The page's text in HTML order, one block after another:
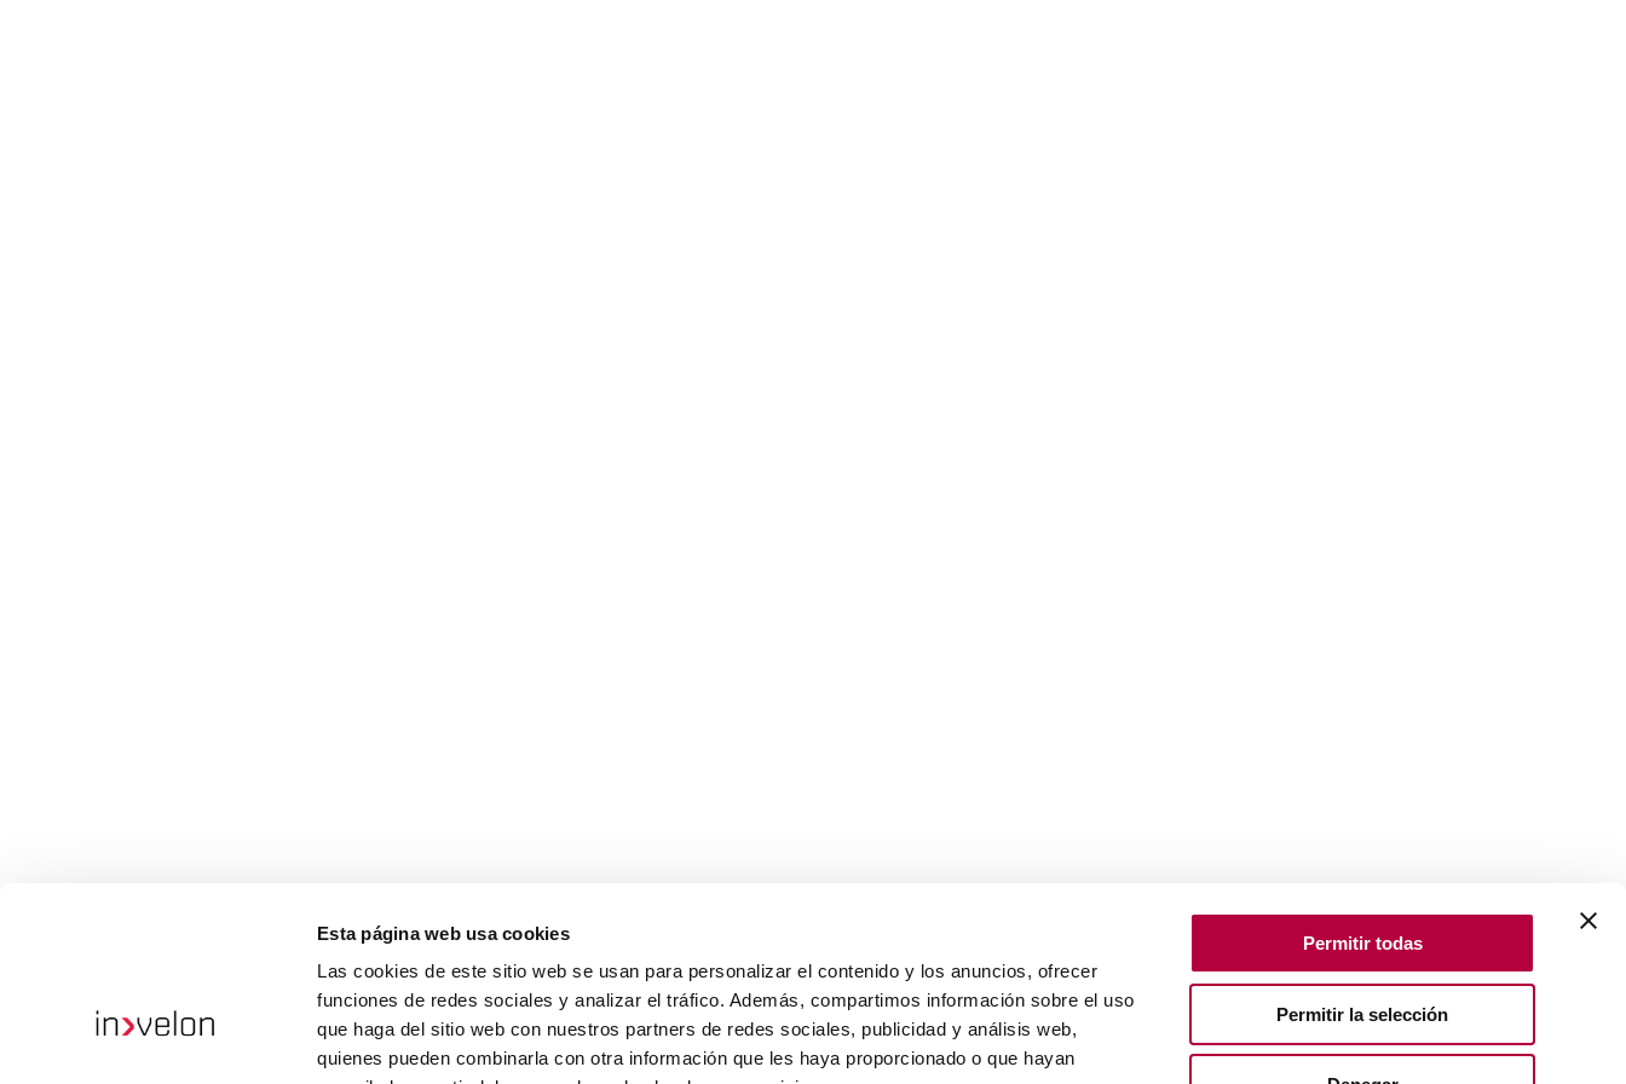
Esta página web usa cookies
Las cookies de este sitio web se usan para personalizar el contenido y los anuncios, ofrecer
funciones de redes sociales y analizar el tráfico. Además, compartimos información sobre el uso
que haga del sitio web con nuestros partners de redes sociales, publicidad y análisis web,
quienes pueden combinarla con otra información que les haya proporcionado o que hayan
Permitir todas
Permitir la selección